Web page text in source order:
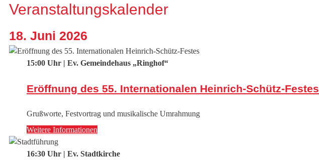
Veranstaltungskalender
18. Juni 2026
15:00 Uhr | Ev. Gemeindehaus „Ringhof“
Eröffnung des 55. Internationalen Heinrich-Schütz-Festes
Grußworte, Festvortrag und musikalische Umrahmung
Weitere Informationen
16:30 Uhr | Ev. Stadtkirche